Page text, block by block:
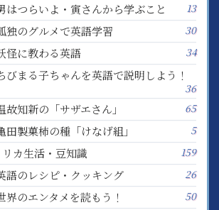
はつらいよ・寅さんから学ぶこと 13
独のグルメで英語学習 30
怪に教わる英語 34
びまる子ちゃんを英語で説明しよう！
36
故知新の「サザエさん」 65
田製菓柿の種「けなげ組」 5
カ生活・豆知識 159
語のレシピ・クッキング 26
界のエンタメを読もう！ 50